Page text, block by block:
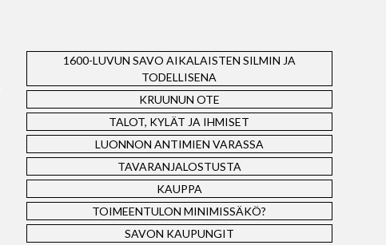
1600-LUVUN SAVO AIKALAISTEN SILMIN JA
TODELLISENA
KRUUNUN OTE
TALOT, KYLÄT JA IHMISET
LUONNON ANTIMIEN VARASSA
TAVARANJALOSTUSTA
KAUPPA
TOIMEENTULON MINIMISSÄKÖ?
SAVON KAUPUNGIT